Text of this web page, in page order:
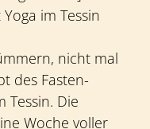
im Tessin
nicht mal
des Fasten-
Tessin. Die
Woche voller